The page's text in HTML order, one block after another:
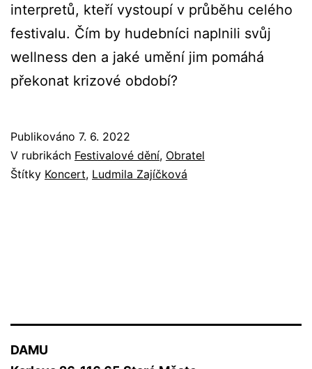
interpretů, kteří vystoupí v průběhu celého
festivalu. Čím by hudebníci naplnili svůj
wellness den a jaké umění jim pomáhá
překonat krizové období?
Publikováno 7. 6. 2022
V rubrikách Festivalové dění, Obratel
Štítky Koncert, Ludmila Zajíčková
DAMU